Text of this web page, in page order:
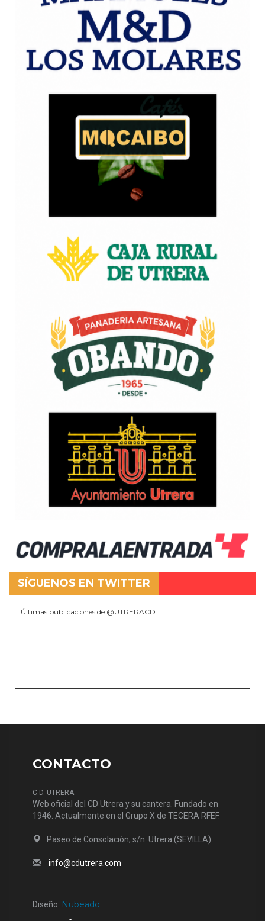
SÍGUENOS EN TWITTER
Últimas publicaciones de @UTRERACD
CONTACTO
C.D. UTRERA
Web oficial del CD Utrera y su cantera. Fundado en
1946. Actualmente en el Grupo X de TECERA RFEF.
Paseo de Consolación, s/n. Utrera (SEVILLA)
info@cdutrera.com
Diseño: Nubeado